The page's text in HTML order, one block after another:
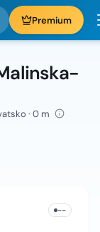
Premium
· 0 m
--